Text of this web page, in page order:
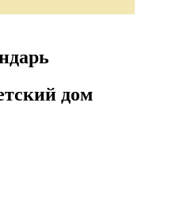
дом